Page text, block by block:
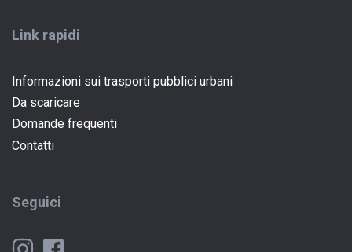
Link rapidi
Informazioni sui trasporti pubblici urbani
Da scaricare
Domande frequenti
Contatti
Seguici